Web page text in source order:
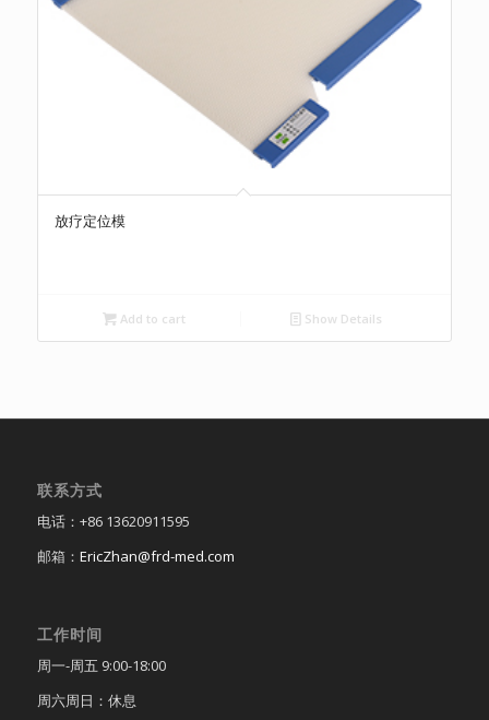
放疗定位模
Add to cart Show Details
联系方式
电话：+86 13620911595
邮箱： EricZhan@frd-med.com
工作时间
周一-周五 9:00-18:00
周六周日：休息